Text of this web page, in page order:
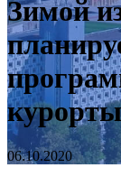
Зимой
06.10.2020